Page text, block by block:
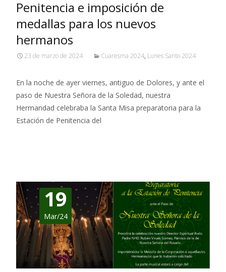
Penitencia e imposición de
medallas para los nuevos
hermanos
23 de marzo de 2024 Cuaresma 2024, Lunes Santo 2024
En la noche de ayer viernes, antiguo de Dolores, y ante el
paso de Nuestra Señora de la Soledad, nuestra
Hermandad celebraba la Santa Misa preparatoria para la
Estación de Penitencia del
19
Mar/24